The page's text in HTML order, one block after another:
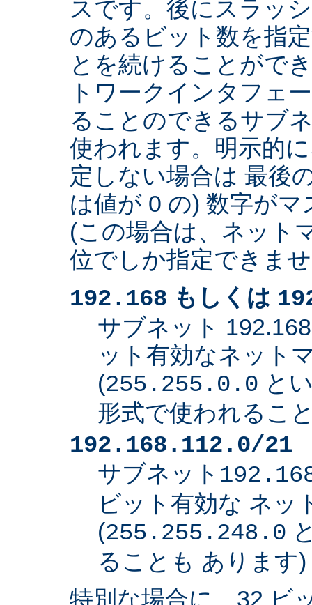
スです。後にスラッ
のあるビット数を指
とを続けることがで
トワークインタフェ
ることのできるサブ
使われます。明示的
定しない場合は 最後
は値が 0 の) 数字が
(この場合は、ネット
位でしか指定できま
192.168 もしくは
サブネット
ット有効なネット
(255.255.0.0 と
形式で使われるこ
192.168.112.0/21
サブネット
ビット有効な ネッ
(255.255.248.0
ることも あります)
特別な場合に、32 ビ